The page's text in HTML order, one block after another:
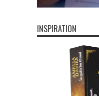
INSPIRATION